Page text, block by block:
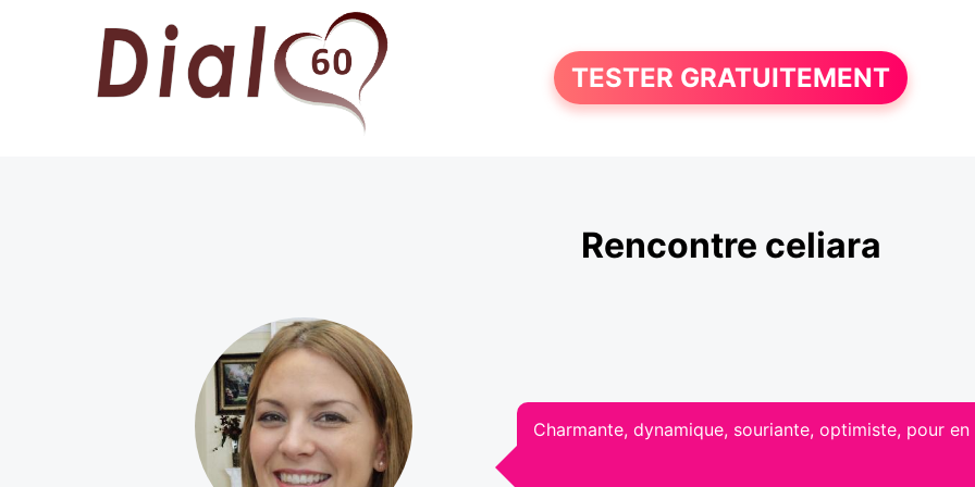
TESTER GRATUITEMENT
Rencontre celiara
Charmante, dynamique, souriante, optimiste, pour